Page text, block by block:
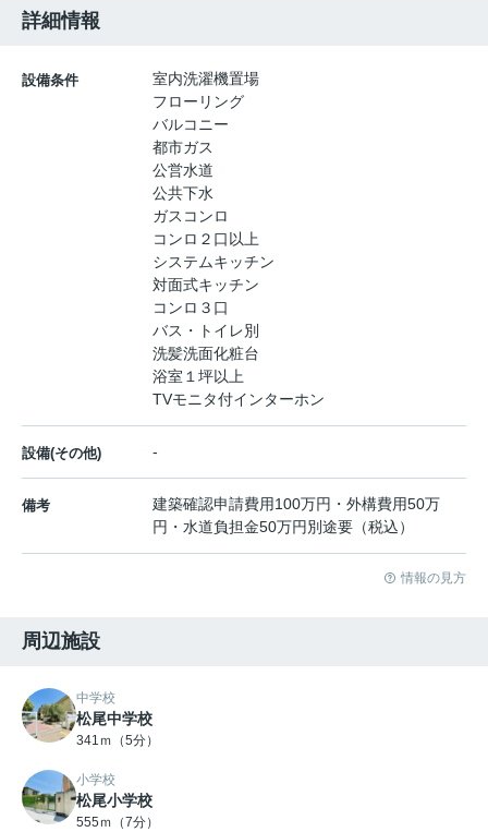
詳細情報
設備条件
室内洗濯機置場
フローリング
バルコニー
都市ガス
公営水道
公共下水
ガスコンロ
コンロ２口以上
システムキッチン
対面式キッチン
コンロ３口
バス・トイレ別
洗髪洗面化粧台
浴室１坪以上
TVモニタ付インターホン
設備(その他) -
備考
建築確認申請費用100万円・外構費用50万
円・水道負担金50万円別途要（税込）
情報の見方
周辺施設
中学校
松尾中学校
341ｍ（5分）
小学校
松尾小学校
555ｍ（7分）